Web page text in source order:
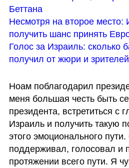
Беттана
Несмотря на второе место:
получить шанс принять
Голос за Израиль: сколько
получил от жюри и зрителей
Ноам поблагодарил
меня большая честь быть
президента, встретиться с
Израиль и получить такую
этого эмоционального
поддерживал, голосовал и
протяжении всего пути. Я